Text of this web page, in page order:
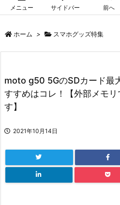
メニュー サイドバー 前へ
ホーム > スマホグッズ特集
moto g50 5GのSDカード最
すすめはコレ！【外部メモ
す】
2021年10月14日